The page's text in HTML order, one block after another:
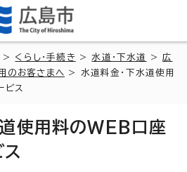
> くらし・手続き >水道・下水道 >広
のお客さまへ
> 水道料金・下水道使用
ビス
使用料のWEB口座